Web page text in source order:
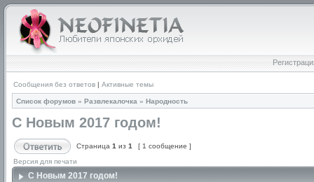
Сообщения без ответов | Активные темы
Список форумов » Развлекалочка » Народность
С Новым 2017 годом!
Страница 1 из 1
[ 1 сообщение ]
Версия для печати
С Новым 2017 годом!